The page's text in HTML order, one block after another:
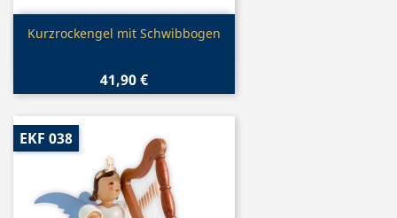
Vorschau
Kurzrockengel mit Schwibbogen
41,90 €
EKF 038